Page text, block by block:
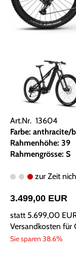
Art.Nr. 13604
Farbe: anthracite/
Rahmenhöhe: 39
Rahmengrösse: S
zur Zeit
3.499,00 EUR
statt 5.699,00
Versandkosten für
Sie sparen 38.6%